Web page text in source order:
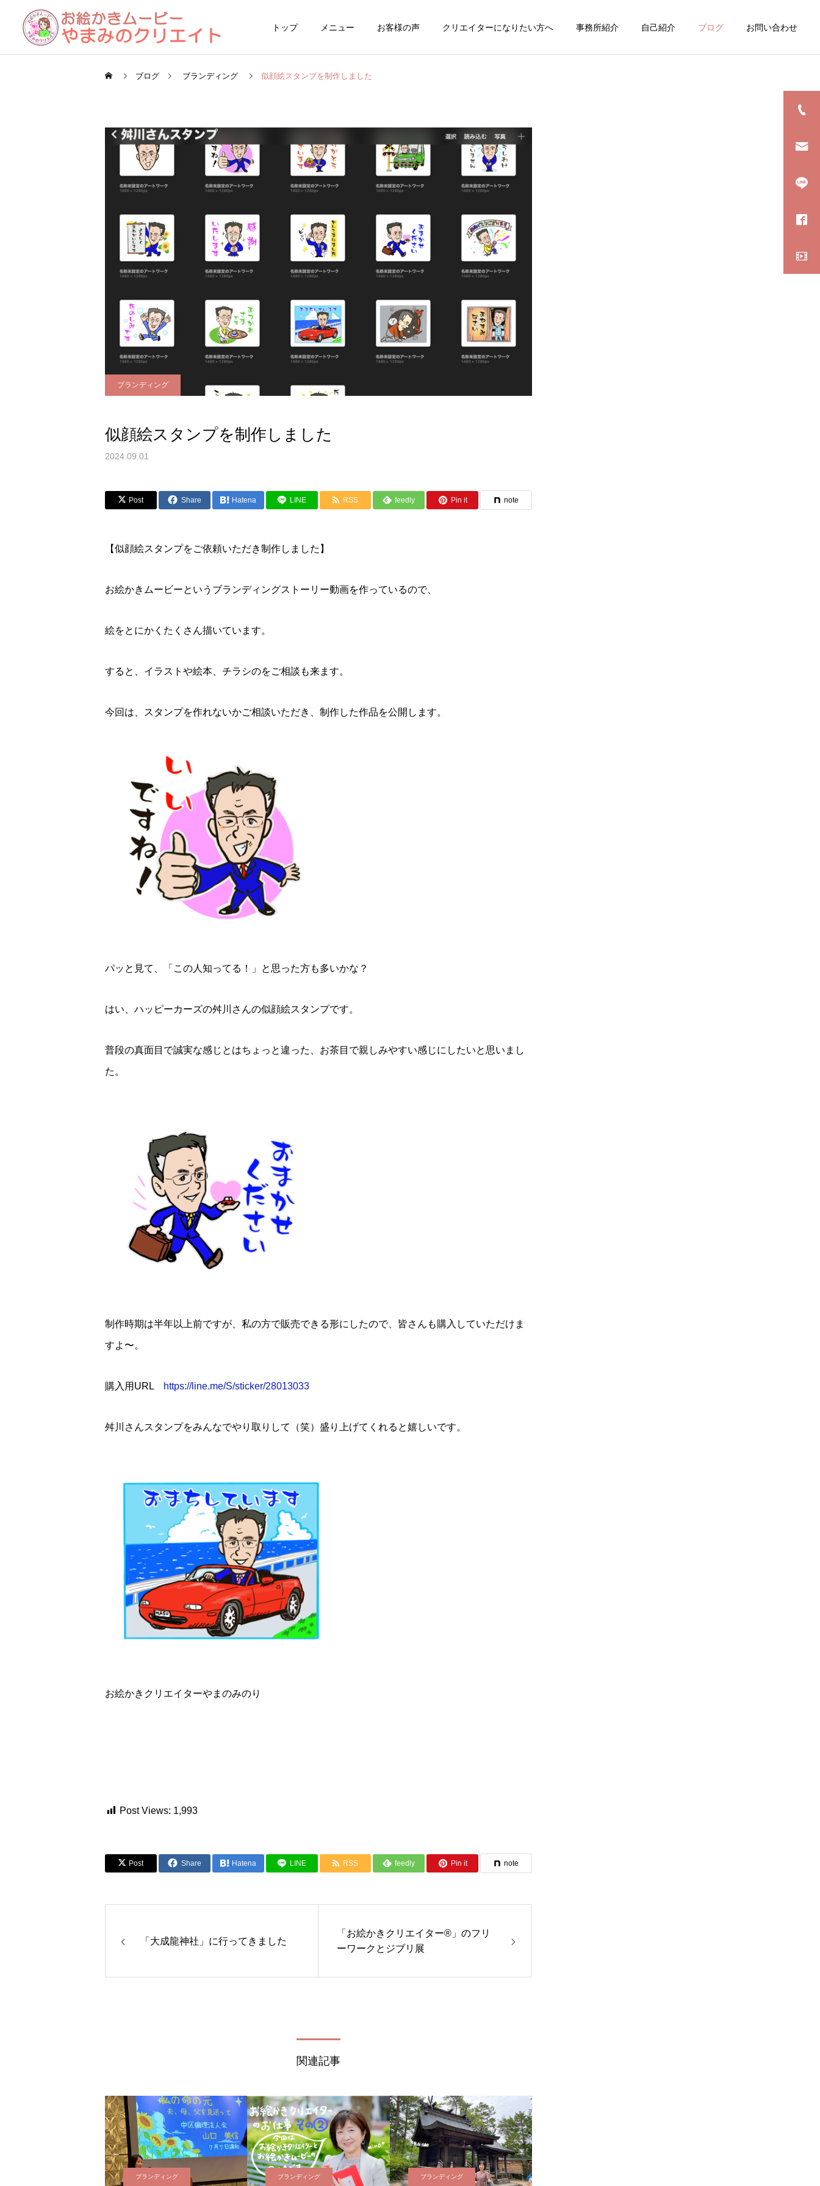
トップ メニュー お客様の声 クリエイターになりたい方へ 事務所紹介 自己紹介 ブログ お問い合わせ
お絵かきムービー 漫画・絵本・挿絵
ブログ ブランディング 似顔絵スタンプを制作しました
ブランディング
似顔絵スタンプを制作しました
2024.09.01
Post Share Hatena LINE RSS feedly Pin it note
【似顔絵スタンプをご依頼いただき制作しました】
お絵かきムービーというブランディングストーリー動画を作っているので、
絵をとにかくたくさん描いています。
すると、イラストや絵本、チラシのをご相談も来ます。
今回は、スタンプを作れないかご相談いただき、制作した作品を公開します。
パッと見て、「この人知ってる！」と思った方も多いかな？
はい、ハッピーカーズの舛川さんの似顔絵スタンプです。
普段の真面目で誠実な感じとはちょっと違った、お茶目で親しみやすい感じにしたいと思いまし
た。
制作時期は半年以上前ですが、私の方で販売できる形にしたので、皆さんも購入していただけま
すよ〜。
購入用URL https://line.me/S/sticker/28013033
舛川さんスタンプをみんなでやり取りして（笑）盛り上げてくれると嬉しいです。
お絵かきクリエイターやまのみのり
Post Views: 1,993
Post Share Hatena LINE RSS feedly Pin it note
「大成龍神社」に行ってきました
「お絵かきクリエイター®」のフリ
ーワークとジブリ展
関連記事
ブランディング ブランディング ブランディング